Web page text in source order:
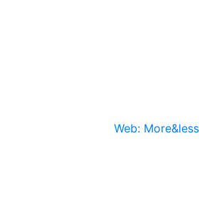
Web: More&less